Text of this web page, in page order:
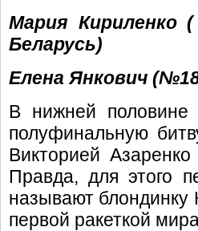
Мария
Беларусь)
Елена Янкович
В нижней половине
полуфинальную
Викторией
Правда, для этого
называют блондинку
первой ракеткой